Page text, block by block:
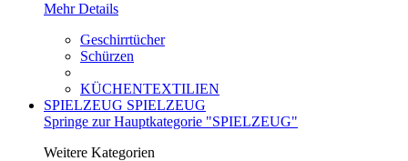
Mehr Details
Geschirrtücher
Schürzen
KÜCHENTEXTILIEN
SPIELZEUG SPIELZEUG
Springe zur Hauptkategorie "SPIELZEUG"
Weitere Kategorien